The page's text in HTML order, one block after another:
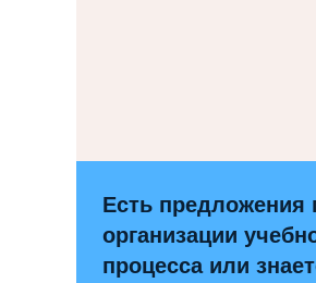
Есть предложения
организации
процесса или